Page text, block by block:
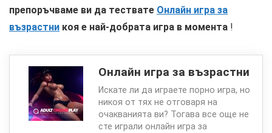
препоръчваме ви да тествате Онлайн игра за
възрастни коя е най-добрата игра в момента !
Онлайн игра за възрастни
Искате ли да играете порно игра, но
никоя от тях не отговаря на
очакванията ви? Тогава все още не
сте играли онлайн игра за